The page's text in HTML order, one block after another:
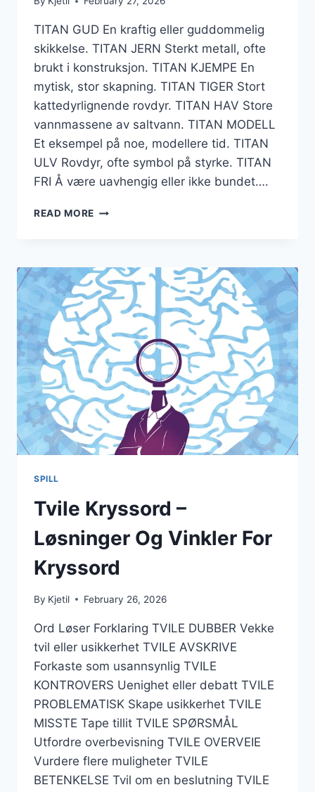
TITAN GUD En kraftig eller guddommelig
skikkelse. TITAN JERN Sterkt metall, ofte
brukt i konstruksjon. TITAN KJEMPE En
mytisk, stor skapning. TITAN TIGER Stort
kattedyrlignende rovdyr. TITAN HAV Store
vannmassene av saltvann. TITAN MODELL
Et eksempel på noe, modellere tid. TITAN
ULV Rovdyr, ofte symbol på styrke. TITAN
FRI Å være uavhengig eller ikke bundet….
READ MORE TITAN
FOR
Å
LØSE
KRYSSORD
SPILL
Tvile Kryssord –
Løsninger Og Vinkler For
Kryssord
By Kjetil February 26, 2026
Ord Løser Forklaring TVILE DUBBER Vekke
tvil eller usikkerhet TVILE AVSKRIVE
Forkaste som usannsynlig TVILE
KONTROVERS Uenighet eller debatt TVILE
PROBLEMATISK Skape usikkerhet TVILE
MISSTE Tape tillit TVILE SPØRSMÅL
Utfordre overbevisning TVILE OVERVEIE
Vurdere flere muligheter TVILE
BETENKELSE Tvil om en beslutning TVILE